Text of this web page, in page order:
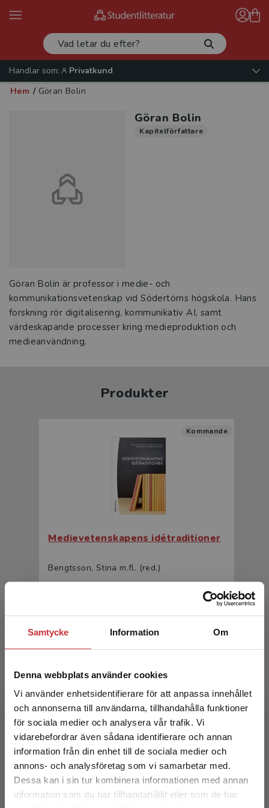
Samtycke Information Om
Denna webbplats använder cookies
Vi använder enhetsidentifierare för att anpassa innehållet
och annonserna till användarna, tillhandahålla funktioner
för sociala medier och analysera vår trafik. Vi
vidarebefordrar även sådana identifierare och annan
information från din enhet till de sociala medier och
annons- och analysföretag som vi samarbetar med.
Dessa kan i sin tur kombinera informationen med annan
information som du har tillhandahållit eller som de har
Begränsad fraktregion
Det verkar som att du besöker
Handlar som:
Privatkund
Hem / Göran Bolin
Göran Bolin
Kapitelförfattare
Göran Bolin är professor i medie- och
kommunikationsvetenskap vid Södertörns högskola. Hans
forskning rör digitalisering, kommunikativ AI, samt
värdeskapande processer kring medieproduktion och
medieanvändning.
Produkter
Medievetenskapens idétraditioner
Bengtsson, Stina m.fl. (red.)
Kommande
Medievetenskapens idétraditioner
Bengtsson, Stina m.fl. (red.)
399 krinkl. moms
Exkl. moms: 376 kr